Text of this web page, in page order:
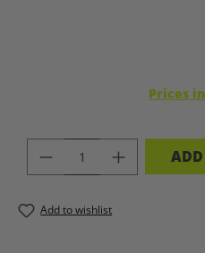
Prices
PRODUCT
Add to wishlist